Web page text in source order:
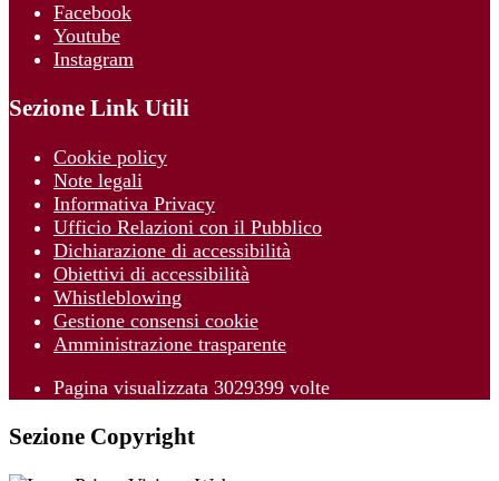
Facebook
Youtube
Instagram
Sezione Link Utili
Cookie policy
Note legali
Informativa Privacy
Ufficio Relazioni con il Pubblico
Dichiarazione di accessibilità
Obiettivi di accessibilità
Whistleblowing
Gestione consensi cookie
Amministrazione trasparente
Pagina visualizzata 3029399 volte
Sezione Copyright